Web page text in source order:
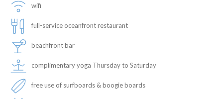
wifi
full-service oceanfront restaurant
beachfront bar
complimentary yoga Thursday to Saturday
free use of surfboards & boogie boards